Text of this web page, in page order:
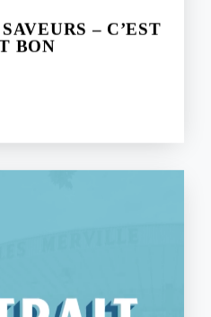
– C’EST
BON